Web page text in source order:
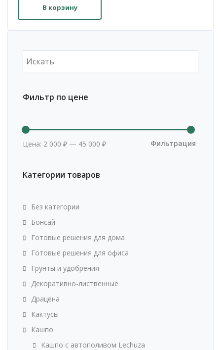
В корзину
Фильтр по цене
Фильтрация
Цена: 2 000 ₽ — 45 000 ₽
Категории товаров
Без категории
Бонсай
Готовые решения для дома
Готовые решения для офиса
Грунты и удобрения
Декоративно-лиственные
Драцена
Кактусы
Кашпо
Кашпо с автополивом Lechuza